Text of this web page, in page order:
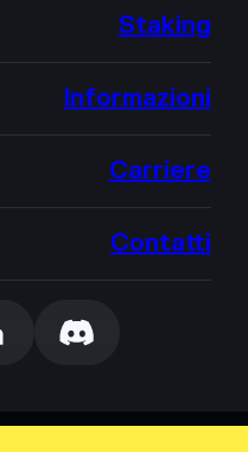
Staking
Informazioni
Carriere
Contatti